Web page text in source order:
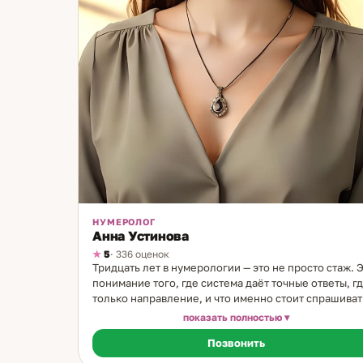
НУМЕРОЛОГ
Анна Устинова
5· 336 оценок
Тридцать лет в нумерологии — это не просто стаж.
понимание того, где система даёт точные ответы,
только направление, и что именно стоит
Я начинала в 14 лет: первыми клиентами были все
родственники. Потом пришли знакомые через
рекомендации. Хотела понять, насколько далеко
заходит эта система. Оказалось — очень далеко.
показать полностью
Позвонить